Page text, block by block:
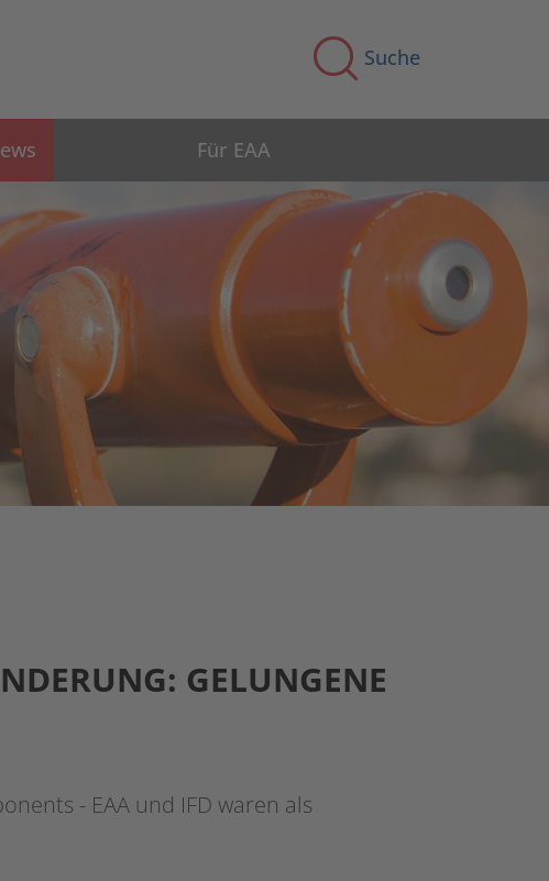
Suche
Für EAA
GELUNGENE
- EAA und IFD waren als